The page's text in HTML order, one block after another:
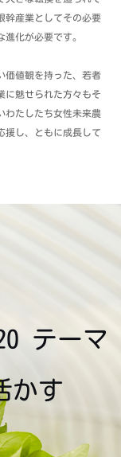
幹産業としてその必要
化が必要です。
価値観を持った、若者
に魅せられた方々もそ
わたしたち女性未来農
援し、ともに成長して
テーマ
かす